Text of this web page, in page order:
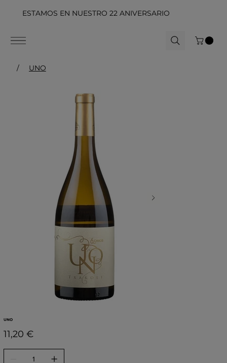
ESTAMOS EN NUESTRO 22 ANIVERSARIO
/ UNO
UNO
Precio
11,20 €